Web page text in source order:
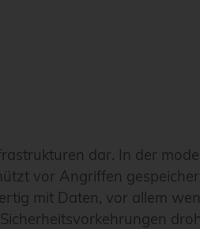
dar. In der
vor Angriffen
mit Daten, vor allem